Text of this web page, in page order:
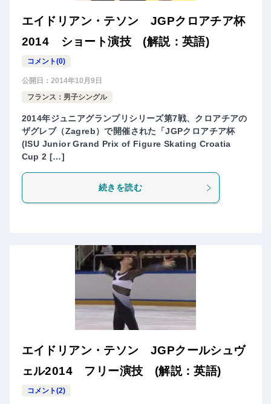
エイドリアン・テソン JGPクロアチア杯
2014 ショート演技 (解説：英語)
コメント(0)
公開日： 2014年10月9日
フランス：男子シングル
2014年ジュニアグランプリシリーズ第7戦、クロアチアの
ザグレブ（Zagreb）で開催された「JGPクロアチア杯
(ISU Junior Grand Prix of Figure Skating Croatia
Cup 2 […]
続きを読む
エイドリアン・テソン JGPクールシュヴ
ェル2014 フリー演技 (解説：英語)
コメント(2)